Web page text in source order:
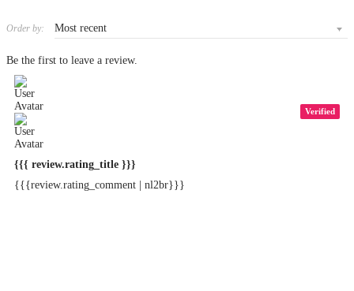
Order by:
Be the first to leave a review.
Verified
{{{ review.rating_title }}}
{{{review.rating_comment | nl2br}}}